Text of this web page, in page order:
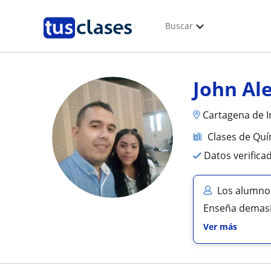
Buscar
John
Cartagena de
Clases de
Datos
Los
Enseña
Ver más